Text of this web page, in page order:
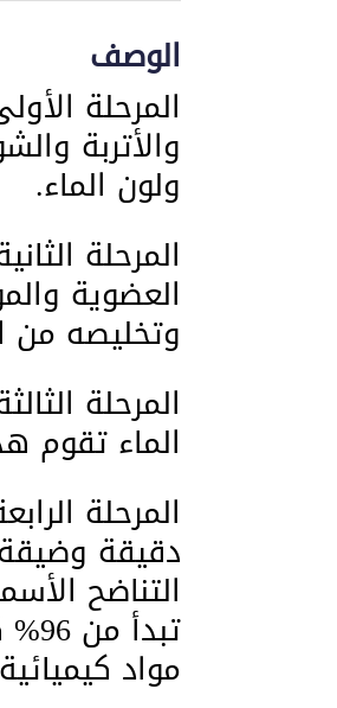
الوصف
والأتربة
ولون الماء.
العضوية
وتخليصه من
الماء تقوم
المرحلة
التناضح
مواد كيميائية